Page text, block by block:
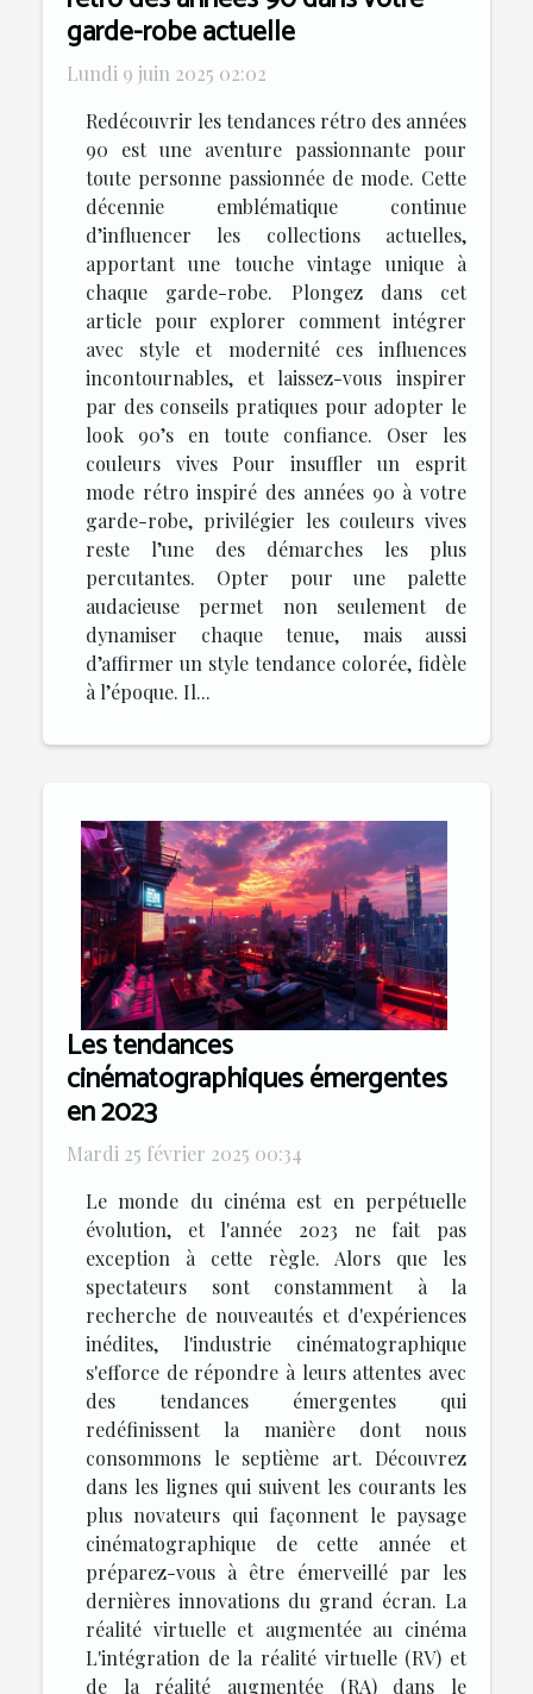
garde-robe actuelle
Lundi 9 juin 2025 02:02
Redécouvrir les tendances rétro des années
90 est une aventure passionnante pour
toute personne passionnée de mode. Cette
décennie emblématique continue
d’influencer les collections actuelles,
apportant une touche vintage unique à
chaque garde-robe. Plongez dans cet
article pour explorer comment intégrer
avec style et modernité ces influences
incontournables, et laissez-vous inspirer
par des conseils pratiques pour adopter le
look 90’s en toute confiance. Oser les
couleurs vives Pour insuffler un esprit
mode rétro inspiré des années 90 à votre
garde-robe, privilégier les couleurs vives
reste l’une des démarches les plus
percutantes. Opter pour une palette
audacieuse permet non seulement de
dynamiser chaque tenue, mais aussi
d’affirmer un style tendance colorée, fidèle
à l’époque. Il...
Les tendances
cinématographiques émergentes
en 2023
Mardi 25 février 2025 00:34
Le monde du cinéma est en perpétuelle
évolution, et l'année 2023 ne fait pas
exception à cette règle. Alors que les
spectateurs sont constamment à la
recherche de nouveautés et d'expériences
inédites, l'industrie cinématographique
s'efforce de répondre à leurs attentes avec
des tendances émergentes qui
redéfinissent la manière dont nous
consommons le septième art. Découvrez
dans les lignes qui suivent les courants les
plus novateurs qui façonnent le paysage
cinématographique de cette année et
préparez-vous à être émerveillé par les
dernières innovations du grand écran. La
réalité virtuelle et augmentée au cinéma
L'intégration de la réalité virtuelle (RV) et
de la réalité augmentée (RA) dans le